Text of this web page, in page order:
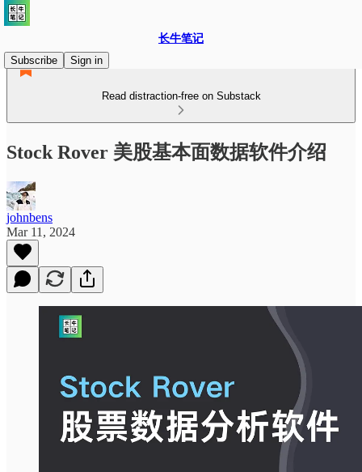
长牛笔记
Subscribe
Sign in
Read distraction-free on Substack
Stock Rover 美股基本面数据软件介绍
johnbens
Mar 11, 2024